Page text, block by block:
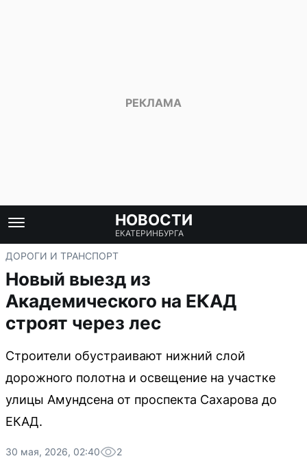
НОВОСТИ
ЕКАТЕРИНБУРГА
ДОРОГИ И ТРАНСПОРТ
Новый выезд из
Академического на ЕКАД
строят через лес
Строители обустраивают нижний слой
дорожного полотна и освещение на участке
улицы Амундсена от проспекта Сахарова до
ЕКАД.
30 мая, 2026, 02:40 2